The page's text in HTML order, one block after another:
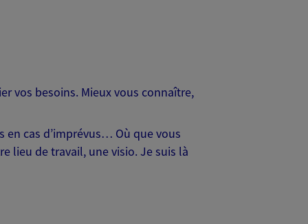
vos besoins. Mieux vous connaître,
en cas d’imprévus… Où que vous
lieu de travail, une visio. Je suis là